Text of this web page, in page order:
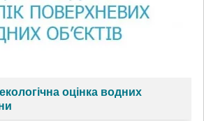
оцінка водних